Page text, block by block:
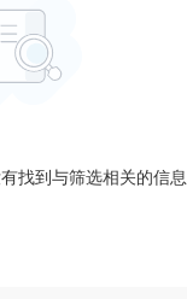
找到与筛选相关的信息